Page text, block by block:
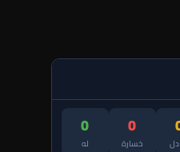
0
خسارة
0
له